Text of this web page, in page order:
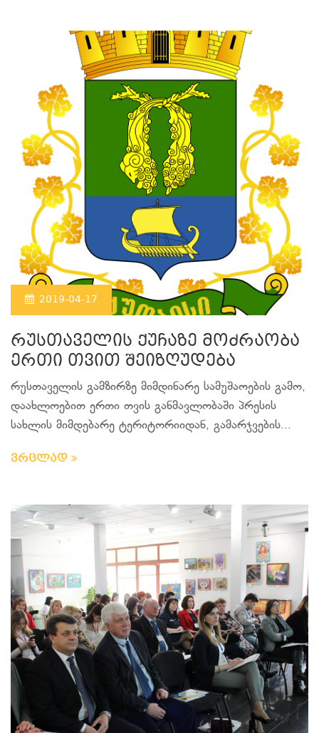
2019-04-17
რუსთაველის ქუჩაზე მოძრაობა
ერთი თვით შეიზღუდება
რუსთაველის გამზირზე მიმდინარე სამუშაოების გამო,
დაახლოებით ერთი თვის განმავლობაში პრესის
სახლის მიმდებარე ტერიტორიიდან, გამარჯვების...
ვრცლად